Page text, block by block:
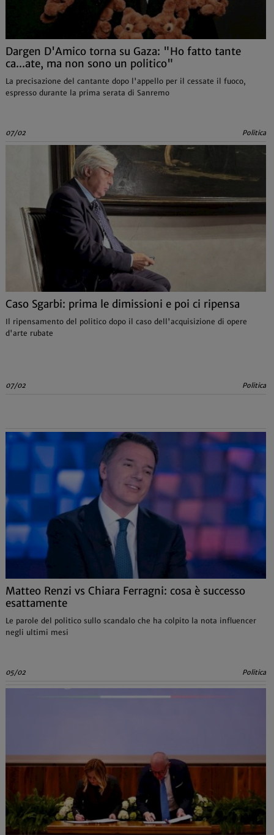
Dargen D'Amico torna su Gaza: "Ho fatto tante
ca...ate, ma non sono un politico"
La precisazione del cantante dopo l'appello per il cessate il fuoco,
espresso durante la prima serata di Sanremo
07/02 Politica
Caso Sgarbi: prima le dimissioni e poi ci ripensa
Il ripensamento del politico dopo il caso dell'acquisizione di opere
d'arte rubate
07/02 Politica
Matteo Renzi vs Chiara Ferragni: cosa è successo
esattamente
Le parole del politico sullo scandalo che ha colpito la nota influencer
negli ultimi mesi
05/02 Politica